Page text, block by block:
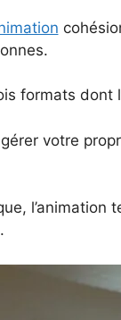
formats
votre